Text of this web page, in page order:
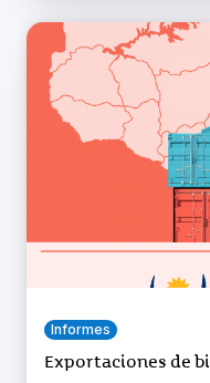
Informes
Exportaciones de